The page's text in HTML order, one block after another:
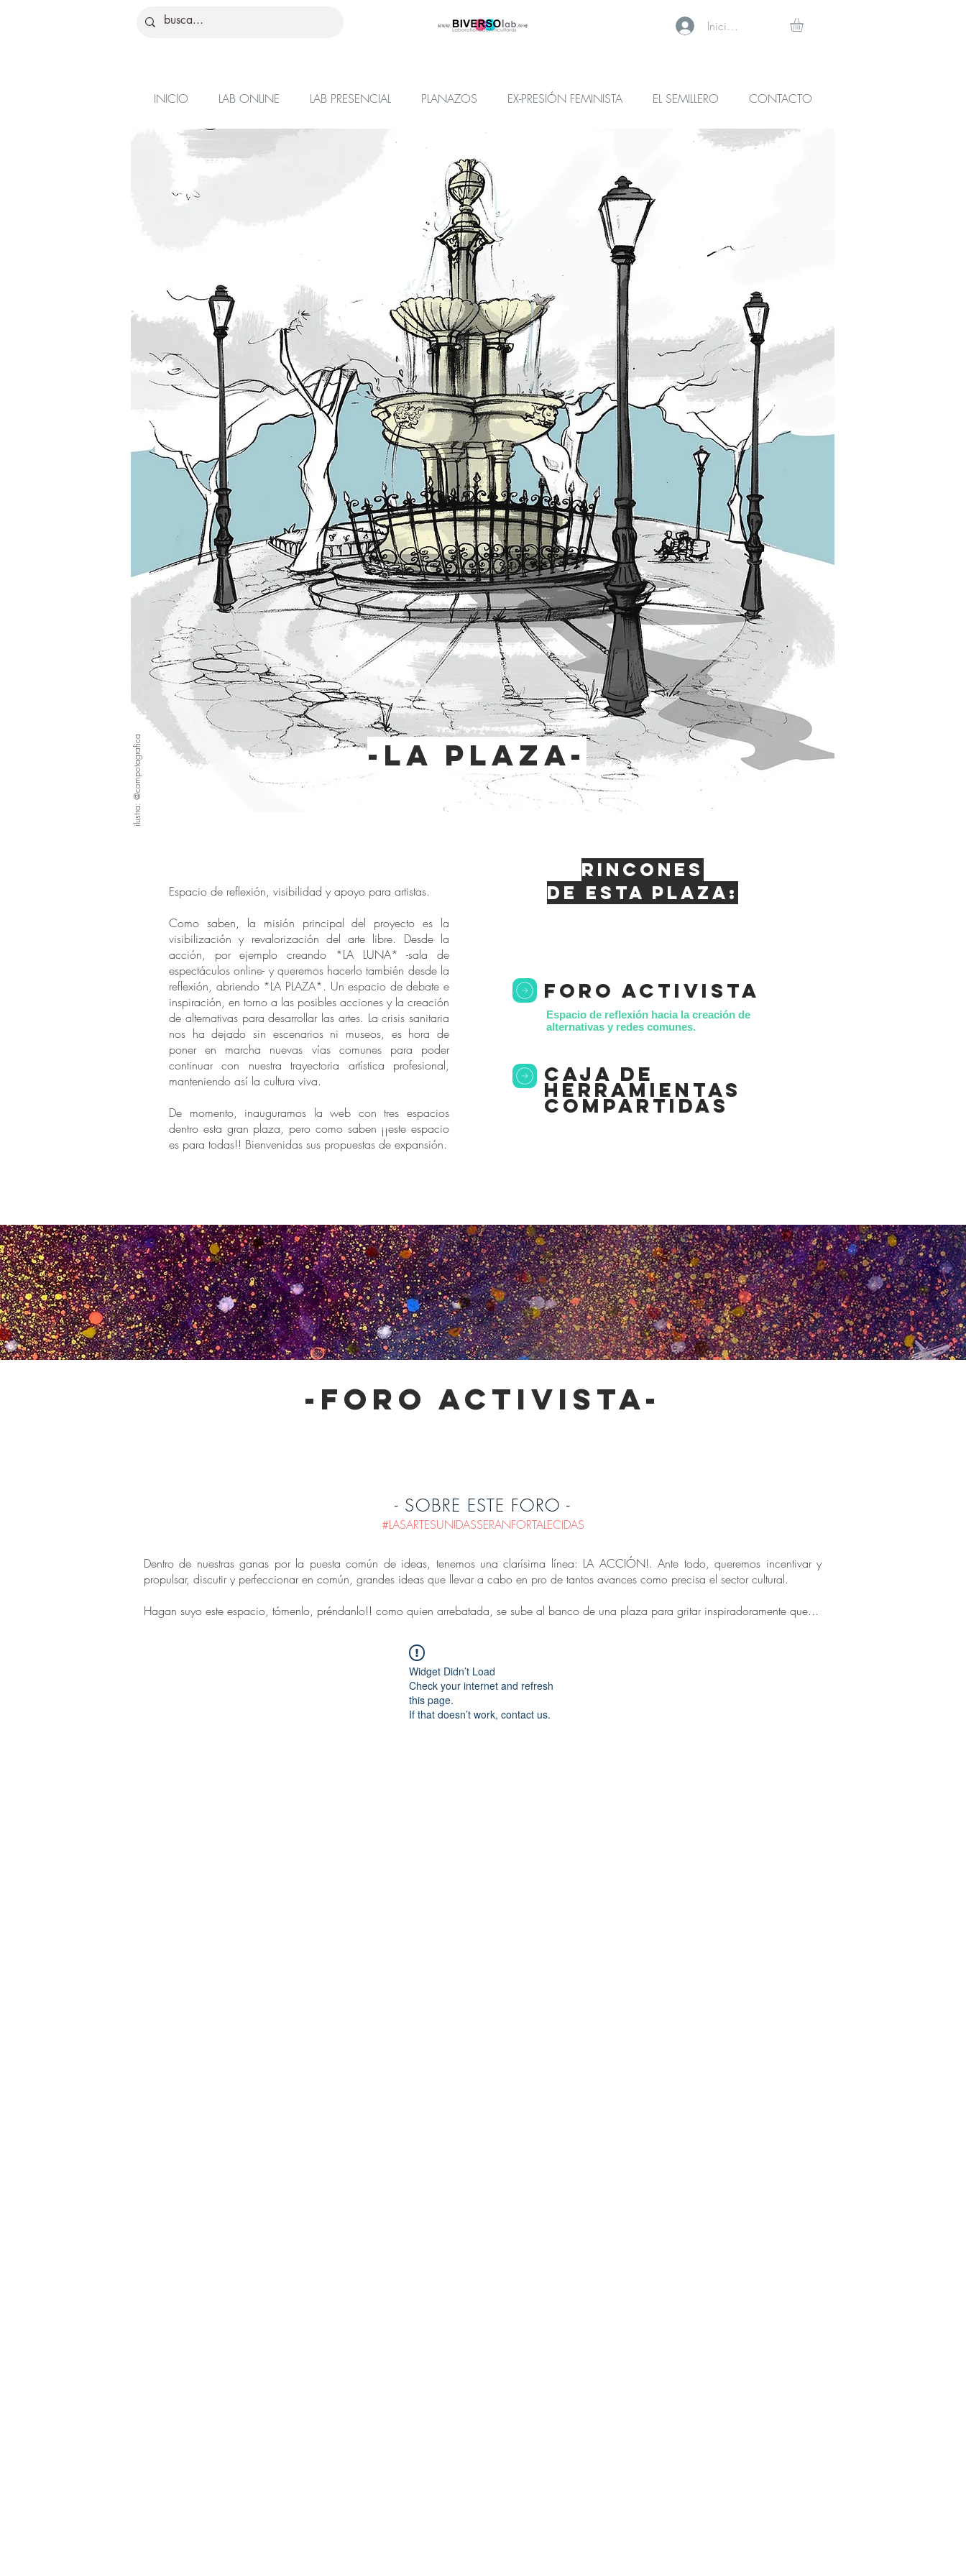
Iniciar sesión
INICIO LAB ONLINE LAB PRESENCIAL PLANAZOS EX-PRESIÓN FEMINISTA EL SEMILLERO CONTACTO
-la plaza-
ilustra: @compotagrafica
Espacio de reflexión, visibilidad y apoyo para artistas.
Como saben, la misión principal del proyecto es la
visibilización y revalorización del arte libre. Desde la
acción, por ejemplo creando *LA LUNA* -sala de
espectáculos online- y queremos hacerlo también desde la
reflexión, abriendo *LA PLAZA*. Un espacio de debate e
inspiración, en torno a las posibles acciones y la creación
de alternativas para desarrollar las artes. La crisis sanitaria
nos ha dejado sin escenarios ni museos, es hora de
poner en marcha nuevas vías comunes para poder
continuar con nuestra trayectoria artística profesional,
manteniendo así la cultura viva.
De momento, inauguramos la web con tres espacios
dentro esta gran plaza, pero como saben ¡¡este espacio
es para todas!! Bienvenidas sus propuestas de expansión.
Rincones
de esta plaza:
foro activista
Espacio de reflexión hacia la creación de
alternativas y redes comunes.
caja de
herramientas
compartidas
-foro activista-
- SOBRE ESTE FORO -
#LASARTESUNIDASSERANFORTALECIDAS
Dentro de nuestras ganas por la puesta común de ideas, tenemos una clarísima línea: LA ACCIÓN!. Ante todo, queremos incentivar y
propulsar, discutir y perfeccionar en común, grandes ideas que llevar a cabo en pro de tantos avances como precisa el sector cultural.
Hagan suyo este espacio, tómenlo, préndanlo!! como quien arrebatada, se sube al banco de una plaza para gritar inspiradoramente que...
Widget Didn’t Load
Check your internet and refresh
this page.
If that doesn’t work, contact us.